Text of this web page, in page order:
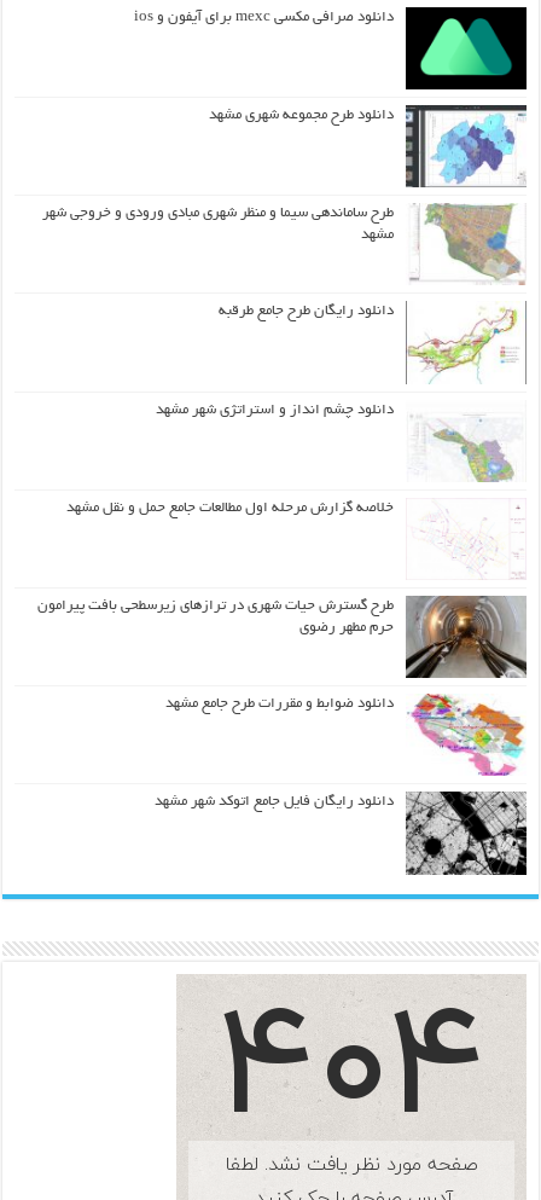
دانلود صرافی مکسی mexc برای آیفون و ios
دانلود طرح مجموعه شهری مشهد
طرح ساماندهی سیما و منظر شهری مبادی ورودی و خروجی شهر
مشهد
دانلود رایگان طرح جامع طرقبه
دانلود چشم انداز و استراتژی شهر مشهد
خلاصه گزارش مرحله اول مطالعات جامع حمل و نقل مشهد
طرح گسترش حیات شهري در ترازهاي زیرسطحی بافت پیرامون
حرم مطهر رضوي
دانلود ضوابط و مقررات طرح جامع مشهد
دانلود رایگان فایل جامع اتوکد شهر مشهد